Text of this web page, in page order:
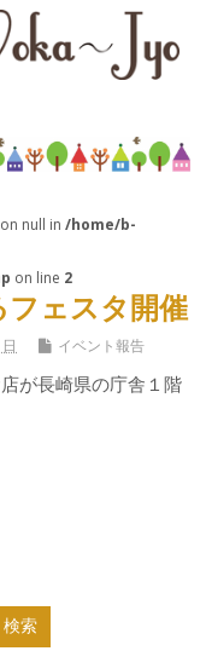
null in/home/b-
on line 2
ェスタ開催
イベント報告
が長崎県の庁舎１階